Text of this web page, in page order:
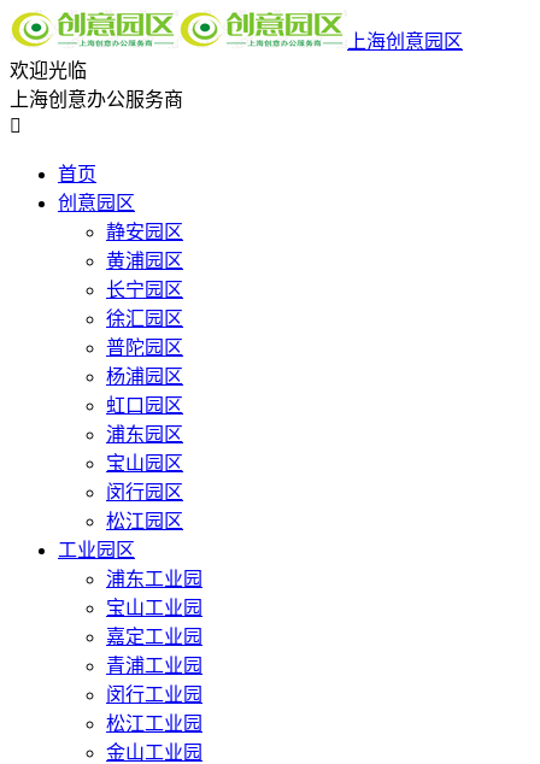
上海创意园区
欢迎光临
上海创意办公服务商

首页
创意园区
静安园区
黄浦园区
长宁园区
徐汇园区
普陀园区
杨浦园区
虹口园区
浦东园区
宝山园区
闵行园区
松江园区
工业园区
浦东工业园
宝山工业园
嘉定工业园
青浦工业园
闵行工业园
松江工业园
金山工业园